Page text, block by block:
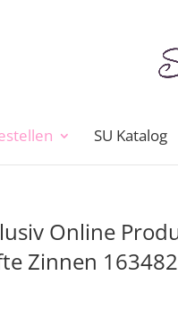
SU Katalog
Online
Zinnen 163482